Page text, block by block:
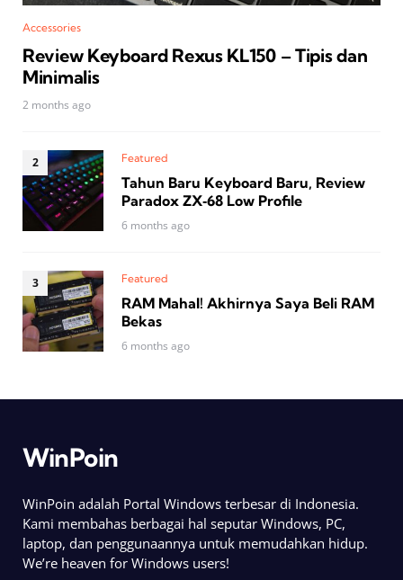
Accessories
Review Keyboard Rexus KL150 – Tipis dan
Minimalis
2 months ago
Featured
Tahun Baru Keyboard Baru, Review
Paradox ZX‑68 Low Profile
6 months ago
Featured
RAM Mahal! Akhirnya Saya Beli RAM
Bekas
6 months ago
WinPoin
WinPoin adalah Portal Windows terbesar di Indonesia.
Kami membahas berbagai hal seputar Windows, PC,
laptop, dan penggunaannya untuk memudahkan hidup.
We’re heaven for Windows users!